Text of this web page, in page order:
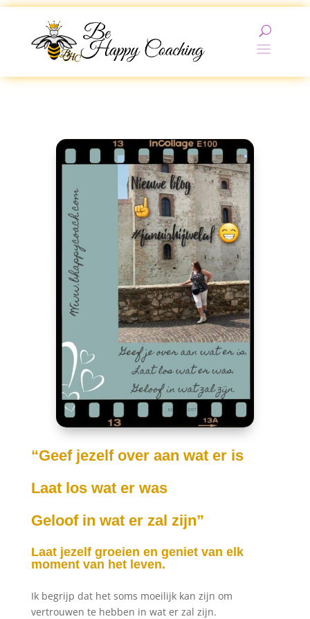
“Geef jezelf over aan wat er is
Laat los wat er was
Geloof in wat er zal zijn”
Laat jezelf groeien en geniet van elk
moment van het leven.
Ik begrijp dat het soms moeilijk kan zijn om
vertrouwen te hebben in wat er zal zijn.